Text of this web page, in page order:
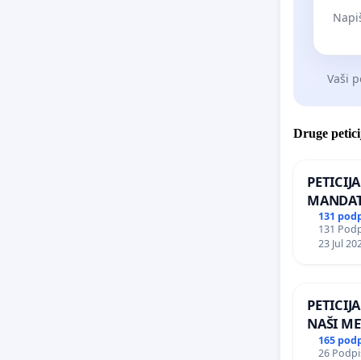
Vaši
Druge
131
131
23 Jul
NAŠI
165
26